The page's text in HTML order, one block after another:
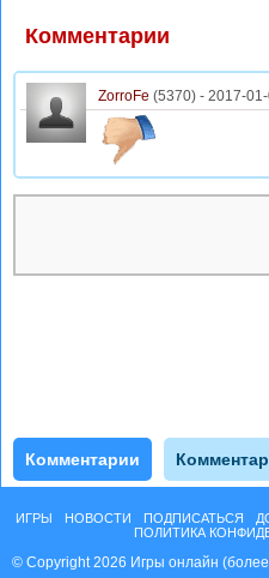
Комментарии
ZorroFe (5370) - 2017-
Комментарии
ИГРЫ НОВОСТИ ПОДПИСАТЬСЯ
ПОЛИТИКА
© Copyright 2026 Игры онлайн